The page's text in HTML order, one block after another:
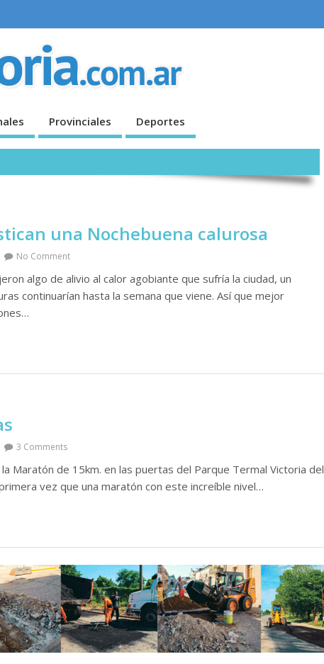
Provinciales Deportes
una Nochebuena calurosa
No Comment
algo de alivio al calor agobiante que sufría la ciudad, un
continuarían hasta la semana que viene. Así que mejor
3 Comments
Maratón de 15km. en las puertas del Parque Termal Victoria del
vez que una maratón con este increíble nivel…